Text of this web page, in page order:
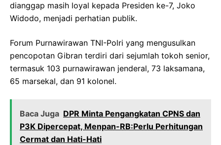
dianggap masih loyal kepada Presiden ke-7, Joko
Widodo, menjadi perhatian publik.
Forum Purnawirawan TNI-Polri yang mengusulkan
pencopotan Gibran terdiri dari sejumlah tokoh senior,
termasuk 103 purnawirawan jenderal, 73 laksamana,
65 marsekal, dan 91 kolonel.
Baca Juga DPR Minta Pengangkatan CPNS dan
P3K Dipercepat, Menpan-RB:Perlu Perhitungan
Cermat dan Hati-Hati